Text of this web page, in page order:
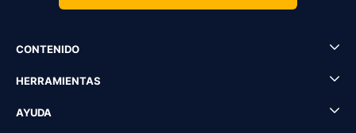
CONTENIDO
HERRAMIENTAS
AYUDA